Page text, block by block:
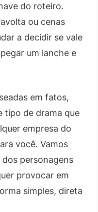
do roteiro.
ou cenas
a decidir se vale
um lanche e
em fatos,
tipo de drama que
empresa do
você. Vamos
personagens
provocar em
simples, direta